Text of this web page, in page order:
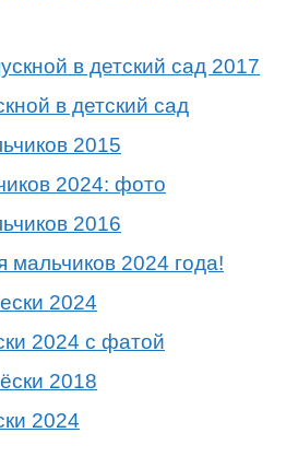
в детский сад
2024: фото
мальчиков 2024 года!
2024 с фатой
2024